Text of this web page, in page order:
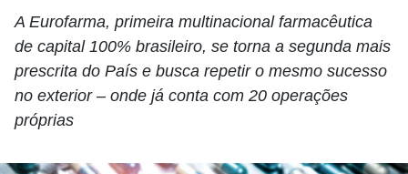
A Eurofarma, primeira multinacional farmacêutica
de capital 100% brasileiro, se torna a segunda mais
prescrita do País e busca repetir o mesmo sucesso
no exterior – onde já conta com 20 operações
próprias